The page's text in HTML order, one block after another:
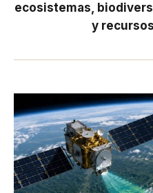
ecosistemas,
y